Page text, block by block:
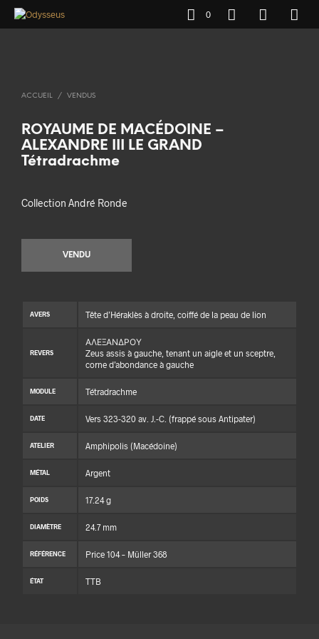
0
ACCUEIL / VENDUS
ROYAUME DE MACÉDOINE –
ALEXANDRE III LE GRAND
Tétradrachme
Collection André Ronde
VENDU
AVERS Tête d’Héraklès à droite, coiffé de la peau de lion
REVERS
ΑΛΕΞΑΝΔΡΟΥ
Zeus assis à gauche, tenant un aigle et un sceptre,
corne d’abondance à gauche
MODULE Tétradrachme
DATE Vers 323-320 av. J.-C. (frappé sous Antipater)
ATELIER Amphipolis (Macédoine)
MÉTAL Argent
POIDS 17.24 g
DIAMÈTRE 24.7 mm
RÉFÉRENCE Price 104 – Müller 368
ÉTAT TTB